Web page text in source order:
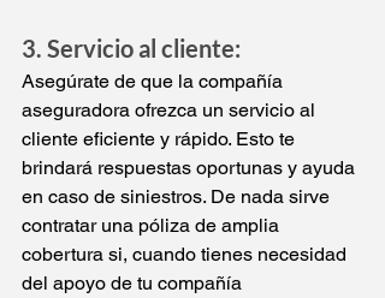
3. Servicio al cliente:
Asegúrate de que la compañía
aseguradora ofrezca un servicio al
cliente eficiente y rápido. Esto te
brindará respuestas oportunas y ayuda
en caso de siniestros. De nada sirve
contratar una póliza de amplia
cobertura si, cuando tienes necesidad
del apoyo de tu compañía